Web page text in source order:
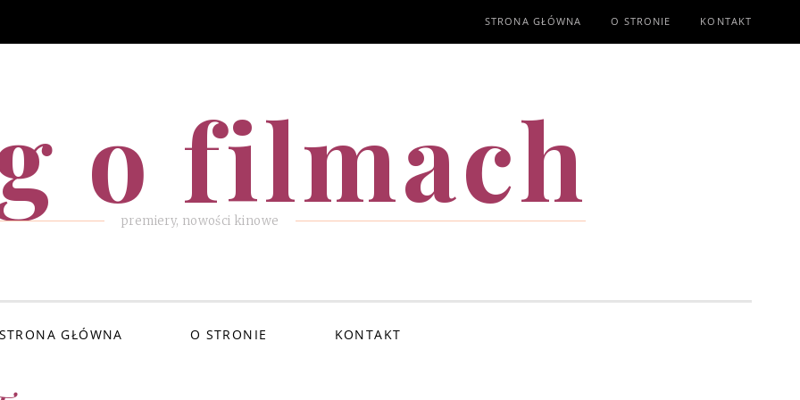
STRONA GŁÓWNA O STRONIE KONTAKT
o filmach
premiery, nowości kinowe
STRONA GŁÓWNA O STRONIE KONTAKT